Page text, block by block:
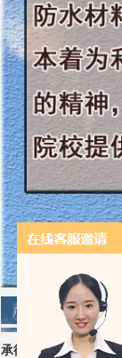
承德东海试验机厂家